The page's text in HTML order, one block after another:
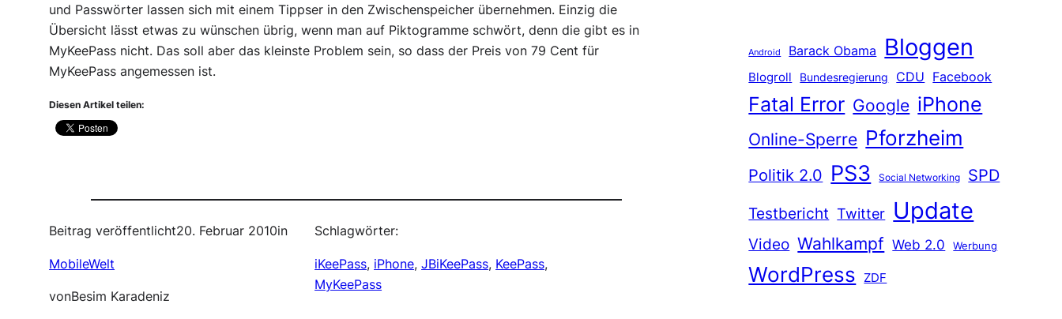
und Passwörter lassen sich mit einem Tippser in den Zwischenspeicher übernehmen. Einzig die
Übersicht lässt etwas zu wünschen übrig, wenn man auf Piktogramme schwört, denn die gibt es in
MyKeePass nicht. Das soll aber das kleinste Problem sein, so dass der Preis von 79 Cent für
MyKeePass angemessen ist.
Diesen Artikel teilen:
Beitrag veröffentlicht20. Februar 2010in
MobileWelt
vonBesim Karadeniz
Schlagwörter:
iKeePass, iPhone, JBiKeePass, KeePass
MyKeePass
Android Barack Obama Bloggen
Blogroll Bundesregierung CDU Facebook
Fatal Error Google iPhone
Online-Sperre Pforzheim
Politik 2.0 PS3 Social Networking
SPD
Testbericht Twitter Update
Video Wahlkampf Web 2.0 Werbung
WordPress ZDF